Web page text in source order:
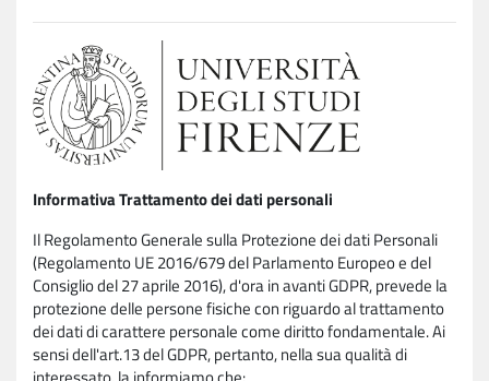
Informativa Trattamento dei dati personali
Il Regolamento Generale sulla Protezione dei dati Personali
(Regolamento UE 2016/679 del Parlamento Europeo e del
Consiglio del 27 aprile 2016), d'ora in avanti GDPR, prevede la
protezione delle persone fisiche con riguardo al trattamento
dei dati di carattere personale come diritto fondamentale. Ai
sensi dell'art.13 del GDPR, pertanto, nella sua qualità di